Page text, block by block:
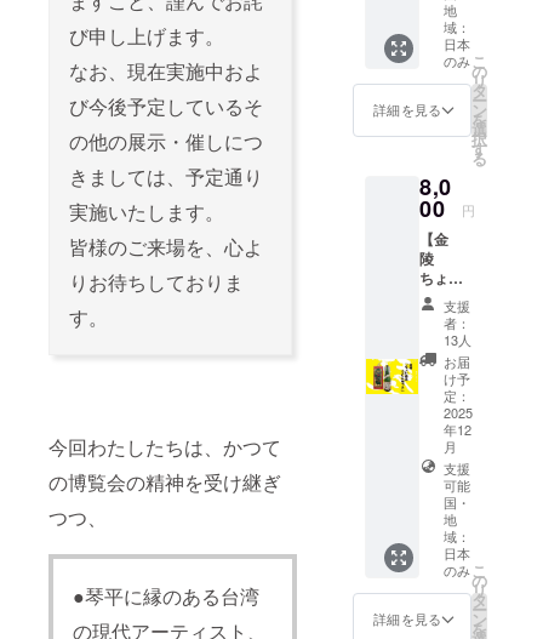
び申し上げます。
なお、現在実施中およ
び今後予定しているそ
の他の展示・催しにつ
きましては、予定通り
実施いたします。
皆様のご来場を、心よ
りお待ちしておりま
す。
今回わたしたちは、かつて
の博覧会の精神を受け継ぎ
つつ、
●琴平に縁のある台湾
の現代アーティスト、
字サイ
ズ小 ※
複数の
支援を
わせて
いただ
に応じ
てサイ
ズを調
整致し
ます。
す。
（希望
者の
み） 掲
望され
る方
考欄に
掲載し
たいお
名前を
ご記入
くださ
い。
（企業
名、
ニック
ネーム
可） 備
考欄に
ご記入
がない
場合
は、掲
載いた
しませ
ん。 ＜
掲載サ
イズ＞
以上：
ページ
に掲載
させて
いただ
きま
す。
（希望
者の
載を希
望され
る方
は、備
考欄に
掲載し
たいお
名前を
ご記入
くださ
い。
（企業
名、
ニック
ネーム
可） 備
考欄に
ご記入
がない
場合
は、掲
載いた
ん。 ＜
休） 有
効期
限：支
援完了
日より
6ヶ月 ※
名前を
控えさ
せてい
ただき
ますの
で来館
した際
にス
タッフ
にお声
がけく
ださ
い。 ※
ご支援
いただ
いた方
のお名
前を
ホーム
ページ
に掲載
させて
いただ
きま
キッチ
ンと飲
食ス
ペース
出し。
本格的
です。 ◉
出窓ス
タンド
参道沿
いの出
窓を活
用した
スタン
ド形
式。通
行人の
目に留
まりや
すい立
地が魅
力で
す。 ＜
過去の
出店実
績＞ ・
レモ
ネード
スタン
ンを務
めた宮
脇慎太
郎が1年
撮影し
た金刀
の写真
と、オ
リジナ
ル作品
をポス
トカー
ドにし
まし
た。 ・
ポスト
カー
ド 2枚
・サイ
ズ：
100×14
8ｍｍ ※
ポスト
カード
の絵柄
はおま
かせに
なりま
感謝の
地
域：
日本
のみ
詳細を見る
こ
の
リ
タ
ー
ン
を
選
択
す
る
8,0
00 円
【金
陵
ちょい
呑みう
どん
セット
購入
権】 江
戸時代
から“讃
岐のこ
んぴら
酒”と呼
ばれ、
海上交
通の守
り神・
金刀比
羅宮の
として
支援
者：
13人
お届
け予
定：
2025
年12
月
支援
可能
国・
地
域：
日本
のみ
詳細を見る
こ
の
リ
タ
ー
ン
を